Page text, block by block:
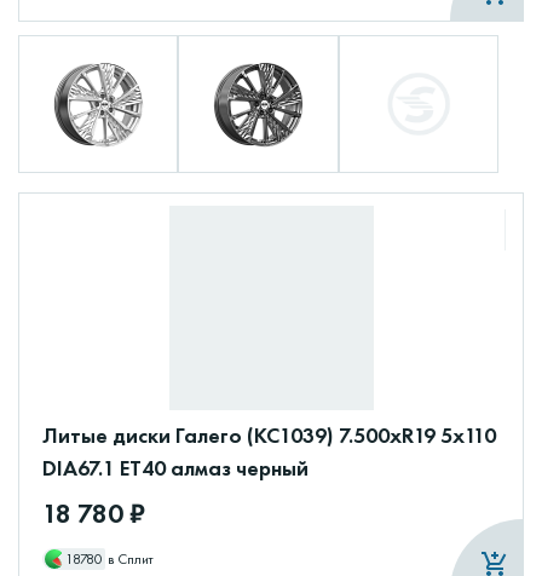
Литые диски Галего (КС1039) 7.500xR19 5x110
DIA67.1 ET40 алмаз черный
18 780 ₽
18780 в Сплит